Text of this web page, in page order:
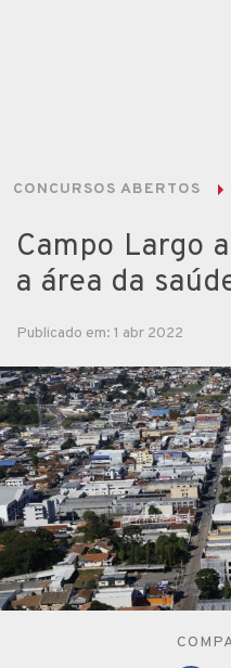
CONCURSOS ABERTOS
Campo Largo
a área da
Publicado em: 1 abr 2022